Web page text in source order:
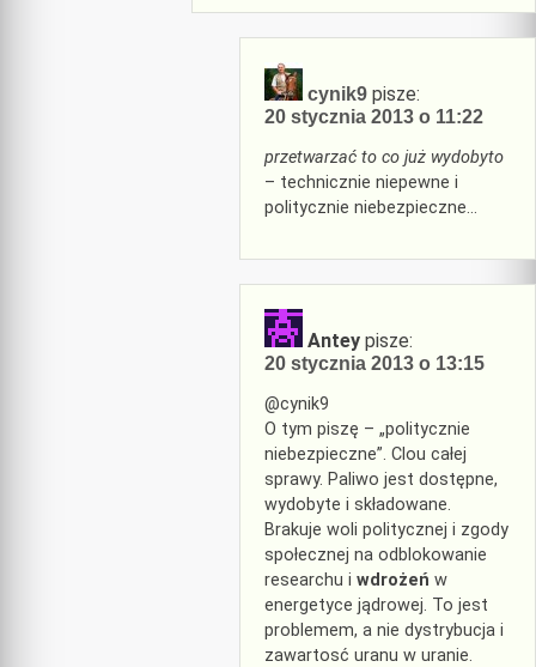
cynik9 pisze:
20 stycznia 2013 o 11:22
przetwarzać to co już wydobyto
– technicznie niepewne i
politycznie niebezpieczne…
Antey pisze:
20 stycznia 2013 o 13:15
@cynik9
O tym piszę – „politycznie
niebezpieczne”. Clou całej
sprawy. Paliwo jest dostępne,
wydobyte i składowane.
Brakuje woli politycznej i zgody
społecznej na odblokowanie
researchu i wdrożeń w
energetyce jądrowej. To jest
problemem, a nie dystrybucja i
zawartosć uranu w uranie.